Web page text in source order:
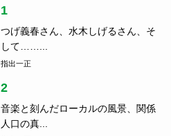
1
つげ義春さん、水木しげるさん、そ
して……...
指出一正
2
音楽と刻んだローカルの風景、関係
人口の真...